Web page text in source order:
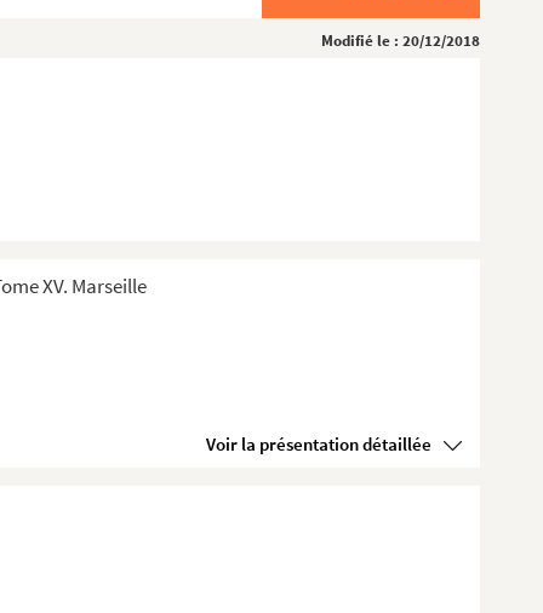
Modifié le : 20/12/2018
XV. Marseille
Voir la présentation détaillée